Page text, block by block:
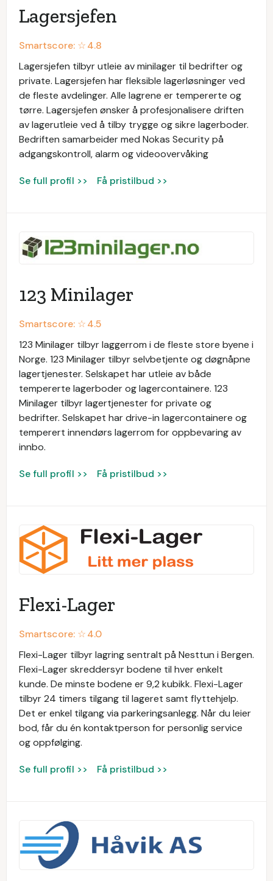
Lagersjefen
Smartscore: ☆4.8
Lagersjefen tilbyr utleie av minilager til bedrifter og
private. Lagersjefen har fleksible lagerløsninger ved
de fleste avdelinger. Alle lagrene er tempererte og
tørre. Lagersjefen ønsker å profesjonalisere driften
av lagerutleie ved å tilby trygge og sikre lagerboder.
Bedriften samarbeider med Nokas Security på
adgangskontroll, alarm og videoovervåking
Se full profil >> Få pristilbud >>
123 Minilager
Smartscore: ☆4.5
123 Minilager tilbyr laggerrom i de fleste store byene i
Norge. 123 Minilager tilbyr selvbetjente og døgnåpne
lagertjenester. Selskapet har utleie av både
tempererte lagerboder og lagercontainere. 123
Minilager tilbyr lagertjenester for private og
bedrifter. Selskapet har drive-in lagercontainere og
temperert innendørs lagerrom for oppbevaring av
innbo.
Se full profil >> Få pristilbud >>
Flexi-Lager
Smartscore: ☆4.0
Flexi-Lager tilbyr lagring sentralt på Nesttun i Bergen.
Flexi-Lager skreddersyr bodene til hver enkelt
kunde. De minste bodene er 9,2 kubikk. Flexi-Lager
tilbyr 24 timers tilgang til lageret samt flyttehjelp.
Det er enkel tilgang via parkeringsanlegg. Når du leier
bod, får du én kontaktperson for personlig service
og oppfølging.
Se full profil >> Få pristilbud >>